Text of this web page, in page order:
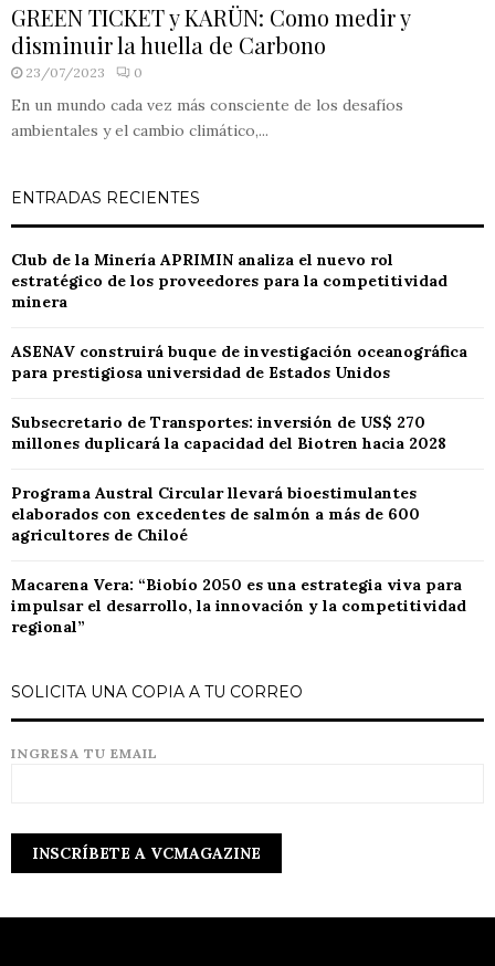
GREEN TICKET y KARÜN: Como medir y
disminuir la huella de Carbono
23/07/2023 0
En un mundo cada vez más consciente de los desafíos
ambientales y el cambio climático,...
ENTRADAS RECIENTES
Club de la Minería APRIMIN analiza el nuevo rol
estratégico de los proveedores para la competitividad
minera
ASENAV construirá buque de investigación oceanográfica
para prestigiosa universidad de Estados Unidos
Subsecretario de Transportes: inversión de US$ 270
millones duplicará la capacidad del Biotren hacia 2028
Programa Austral Circular llevará bioestimulantes
elaborados con excedentes de salmón a más de 600
agricultores de Chiloé
Macarena Vera: “Biobío 2050 es una estrategia viva para
impulsar el desarrollo, la innovación y la competitividad
regional”
SOLICITA UNA COPIA A TU CORREO
INGRESA TU EMAIL